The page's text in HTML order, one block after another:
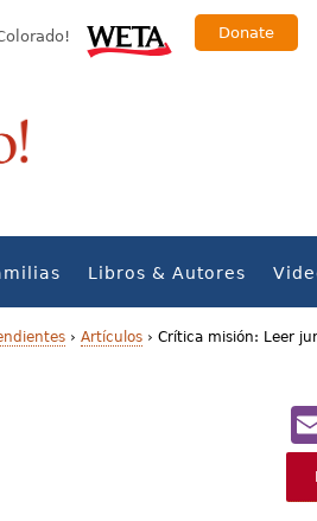
Donate
Libros & Autores
› Artículos › Crítica misión: Leer